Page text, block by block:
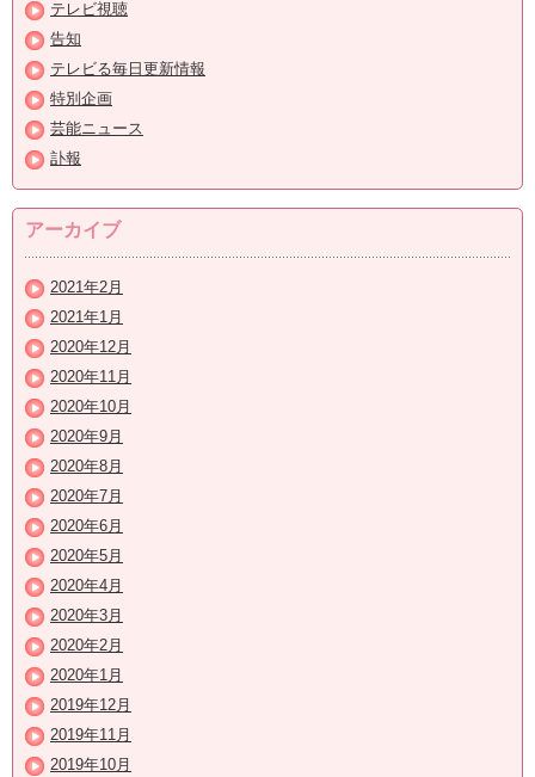
テレビ視聴
告知
テレビる毎日更新情報
特別企画
芸能ニュース
訃報
アーカイブ
2021年2月
2021年1月
2020年12月
2020年11月
2020年10月
2020年9月
2020年8月
2020年7月
2020年6月
2020年5月
2020年4月
2020年3月
2020年2月
2020年1月
2019年12月
2019年11月
2019年10月